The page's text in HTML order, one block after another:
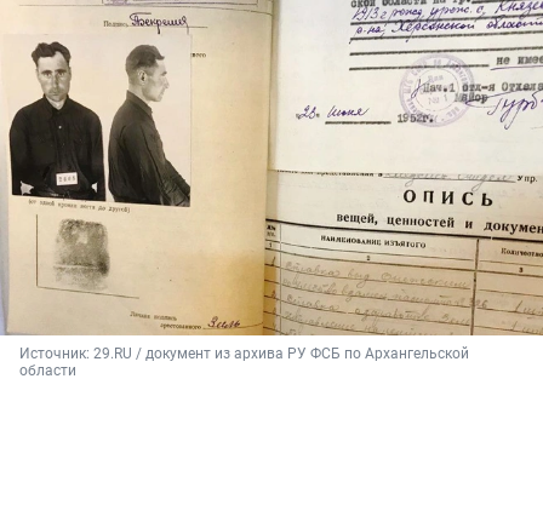
Источник: 29.RU / документ из архива РУ ФСБ по Архангельской
области